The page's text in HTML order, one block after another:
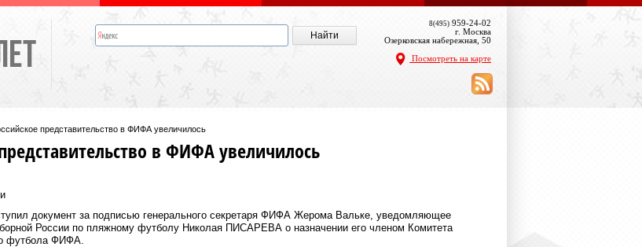
8(495) 959-24-02
г. Москва
Озерковская набережная, 50
Посмотреть на карте
представительство в ФИФА увеличилось
в ФИФА увеличилось
документ за подписью генерального секретаря ФИФА Жерома Вальке, уведомляющее
России по пляжному футболу Николая ПИСАРЕВА о назначении его членом Комитета
футбола ФИФА.